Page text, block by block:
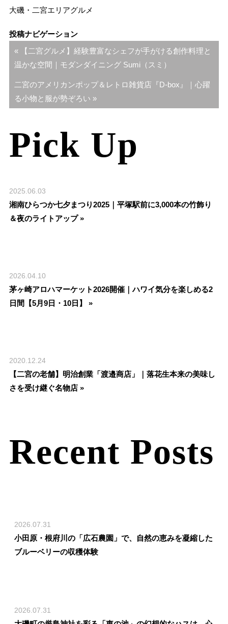
大磯・二宮エリアグルメ
投稿ナビゲーション
« 【二宮グルメ】経験豊富なシェフが手がける創作料理と
温かな空間｜モダンダイニング Sumi（スミ）
二宮のアメリカンポップ＆レトロ雑貨店『D-box』｜心躍
る小物と服が勢ぞろい »
Pick Up
2025.06.03
湘南ひらつか七夕まつり2025｜平塚駅前に3,000本の竹飾り
＆夜のライトアップ »
2026.04.10
茅ヶ崎アロハマーケット2026開催｜ハワイ気分を楽しめる2
日間【5月9日・10日】 »
2020.12.24
【二宮の老舗】明治創業「渡邉商店」｜落花生本来の美味し
さを受け継ぐ名物店 »
Recent Posts
2026.07.31
小田原・根府川の「広石農園」で、自然の恵みを凝縮した
ブルーベリーの収穫体験
2026.07.31